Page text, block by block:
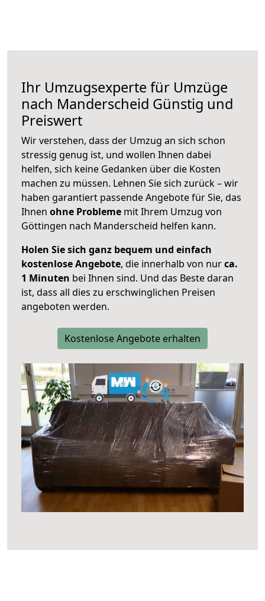
Ihr Umzugsexperte für Umzüge
nach Manderscheid Günstig und
Preiswert
Wir verstehen, dass der Umzug an sich schon
stressig genug ist, und wollen Ihnen dabei
helfen, sich keine Gedanken über die Kosten
machen zu müssen. Lehnen Sie sich zurück – wir
haben garantiert passende Angebote für Sie, das
Ihnen ohne Probleme mit Ihrem Umzug von
Göttingen nach Manderscheid helfen kann.
Holen Sie sich ganz bequem und einfach
kostenlose Angebote, die innerhalb von nurca.
1 Minuten bei Ihnen sind. Und das Beste daran
ist, dass all dies zu erschwinglichen Preisen
angeboten werden.
Kostenlose Angebote erhalten